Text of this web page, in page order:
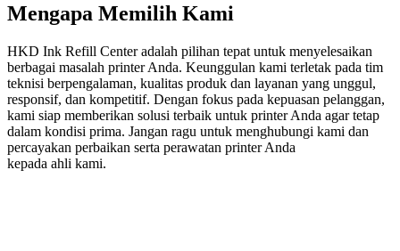
Mengapa Memilih Kami
HKD Ink Refill Center adalah pilihan tepat untuk menyelesaikan
berbagai masalah printer Anda. Keunggulan kami terletak pada tim
teknisi berpengalaman, kualitas produk dan layanan yang unggul,
responsif, dan kompetitif. Dengan fokus pada kepuasan pelanggan,
kami siap memberikan solusi terbaik untuk printer Anda agar tetap
dalam kondisi prima. Jangan ragu untuk menghubungi kami dan
percayakan perbaikan serta perawatan printer Anda
kepada ahli kami.